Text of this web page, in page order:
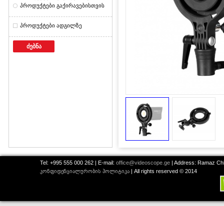
პროდუქტები გაქირავებისთვის
პროდუქტები ადგილზე
ძებნა
Tel: +995 555 000 262 | E-mail: office@videoscope.ge | Address: Ramaz
კონფიდენციალურობის პოლიტიკა | All rights reserved © 2014